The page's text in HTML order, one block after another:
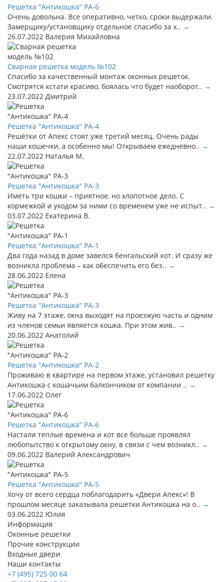
Решетка "Антикошка" РА-6
Очень довольна. Все оперативно, четко, сроки выдержали.
Замерщику/установщику отдельное спасибо за х.. →
26.07.2022 Валерия Михайловна
Сварная решетка модель №102
Спасибо за качественный монтаж оконных решеток.
Смотрятся кстати красиво, боялась что будет наоборот.. →
23.07.2022 Дмитрий
Решетка "Антикошка" РА-4
Решётки от Апекс стоят уже третий месяц. Очень рады
наши кошечки, а особенно мы! Открываем ежедневно.. →
22.07.2022 Наталья М.
Решетка "Антикошка" РА-3
Иметь три кошки – приятное, но хлопотное дело. С
кормежкой и уходом за ними со временем уже не испыт.. →
03.07.2022 Екатерина В.
Решетка "Антикошка" РА-1
Два года назад в доме завелся бенгальский кот. И сразу же
возникла проблема – как обеспечить его без.. →
28.06.2022 Елена
Решетка "Антикошка" РА-3
Живу на 7 этаже, окна выходят на проезжую часть и одним
из членов семьи является кошка. При этом жив.. →
20.06.2022 Анатолий
Решетка "Антикошка" РА-2
Проживаю в квартире на первом этаже, установил решетку
Антикошка с кошачьим балкончиком от компании .. →
17.06.2022 Олег
Решетка "Антикошка" РА-6
Настали теплые времена и кот все больше проявлял
любопытство к открытому окну, в связи с чем возникл.. →
09.06.2022 Валерий Александрович
Решетка "Антикошка" РА-5
Хочу от всего сердца поблагодарить «Двери Апекс»! В
прошлом месяце заказывала решетки Антикошка на о.. →
03.06.2022 Юлия
Информация
Оконные решетки
Прочие конструкции
Входные двери
Наши контакты
+7 (495) 725 00 64